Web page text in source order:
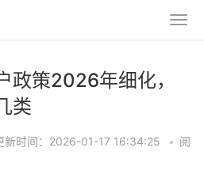
政策2026年细化，
类
新时间：2026-01-17 16:34:25 • 阅